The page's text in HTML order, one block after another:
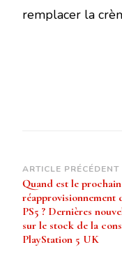
remplacer la
Navigation
d’article
ARTICLE PRÉCÉDENT
Quand est le prochain
réapprovisionnement
PS5 ? Dernières
sur le stock de la
PlayStation 5 UK